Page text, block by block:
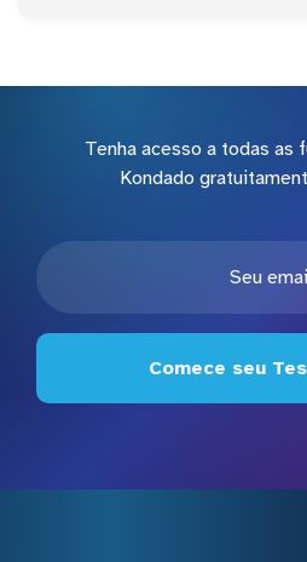
Tenha acesso a todas as
Kondado
Comece seu